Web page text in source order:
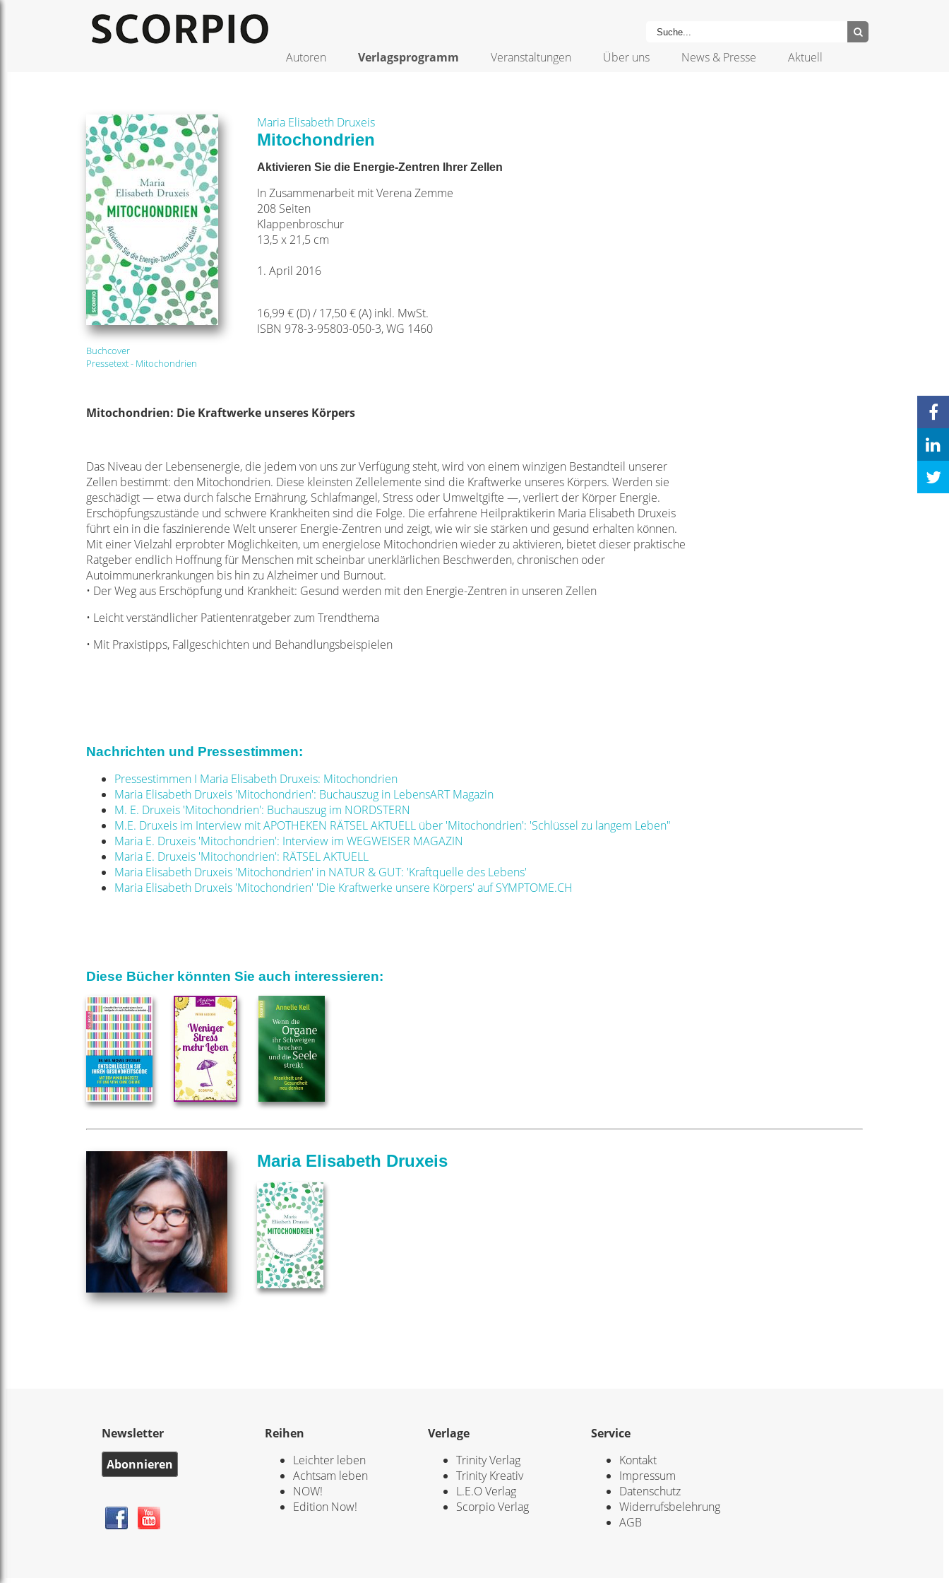
Autoren Verlagsprogramm Veranstaltungen Über uns News & Presse Aktuell
Buchcover
Pressetext - Mitochondrien
Maria Elisabeth Druxeis
Mitochondrien
Aktivieren Sie die Energie-Zentren Ihrer Zellen
In Zusammenarbeit mit Verena Zemme
208 Seiten
Klappenbroschur
13,5 x 21,5 cm
1. April 2016
16,99 € (D) / 17,50 € (A) inkl. MwSt.
ISBN 978-3-95803-050-3, WG 1460
Mitochondrien: Die Kraftwerke unseres Körpers
Das Niveau der Lebensenergie, die jedem von uns zur Verfügung steht, wird von einem winzigen Bestandteil unserer
Zellen bestimmt: den Mitochondrien. Diese kleinsten Zellelemente sind die Kraftwerke unseres Körpers. Werden sie
geschädigt — etwa durch falsche Ernährung, Schlafmangel, Stress oder Umweltgifte —, verliert der Körper Energie.
Erschöpfungszustände und schwere Krankheiten sind die Folge. Die erfahrene Heilpraktikerin Maria Elisabeth Druxeis
führt ein in die faszinierende Welt unserer Energie-Zentren und zeigt, wie wir sie stärken und gesund erhalten können.
Mit einer Vielzahl erprobter Möglichkeiten, um energielose Mitochondrien wieder zu aktivieren, bietet dieser praktische
Ratgeber endlich Hoffnung für Menschen mit scheinbar unerklärlichen Beschwerden, chronischen oder
Autoimmunerkrankungen bis hin zu Alzheimer und Burnout.
• Der Weg aus Erschöpfung und Krankheit: Gesund werden mit den Energie-Zentren in unseren Zellen
• Leicht verständlicher Patientenratgeber zum Trendthema
• Mit Praxistipps, Fallgeschichten und Behandlungsbeispielen
Nachrichten und Pressestimmen:
Pressestimmen I Maria Elisabeth Druxeis: Mitochondrien
Maria Elisabeth Druxeis 'Mitochondrien': Buchauszug in LebensART Magazin
M. E. Druxeis 'Mitochondrien': Buchauszug im NORDSTERN
M.E. Druxeis im Interview mit APOTHEKEN RÄTSEL AKTUELL über 'Mitochondrien': 'Schlüssel zu langem Leben"
Maria E. Druxeis 'Mitochondrien': Interview im WEGWEISER MAGAZIN
Maria E. Druxeis 'Mitochondrien': RÄTSEL AKTUELL
Maria Elisabeth Druxeis 'Mitochondrien' in NATUR & GUT: 'Kraftquelle des Lebens'
Maria Elisabeth Druxeis 'Mitochondrien' 'Die Kraftwerke unsere Körpers' auf SYMPTOME.CH
Diese Bücher könnten Sie auch interessieren:
Maria Elisabeth Druxeis
Newsletter
Abonnieren
Reihen
Leichter leben
Achtsam leben
NOW!
Edition Now!
Verlage
Trinity Verlag
Trinity Kreativ
L.E.O Verlag
Scorpio Verlag
Service
Kontakt
Impressum
Datenschutz
Widerrufsbelehrung
AGB